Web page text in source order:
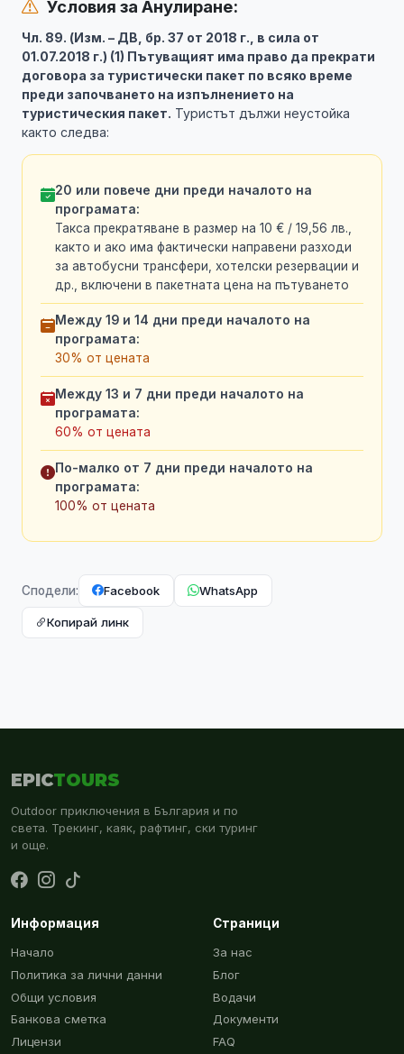
Условия за Анулиране:
Чл. 89. (Изм. – ДВ, бр. 37 от 2018 г., в сила от
01.07.2018 г.) (1) Пътуващият има право да прекрати
договора за туристически пакет по всяко време
преди започването на изпълнението на
туристическия пакет. Туристът дължи неустойка
както следва:
20 или повече дни преди началото на
програмата:
Такса прекратяване в размер на 10 € / 19,56 лв.,
както и ако има фактически направени разходи
за автобусни трансфери, хотелски резервации и
др., включени в пакетната цена на пътуването
Между 19 и 14 дни преди началото на
програмата:
30% от цената
Между 13 и 7 дни преди началото на
програмата:
60% от цената
По-малко от 7 дни преди началото на
програмата:
100% от цената
Сподели: Facebook WhatsApp
Копирай линк
EPICTOURS
Outdoor приключения в България и по
света. Трекинг, каяк, рафтинг, ски туринг
и още.
Информация
Начало
Политика за лични данни
Общи условия
Банкова сметка
Лицензи
Страници
За нас
Блог
Водачи
Документи
FAQ